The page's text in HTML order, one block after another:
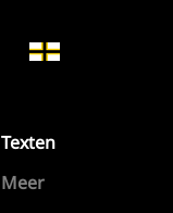
Texten
Meer